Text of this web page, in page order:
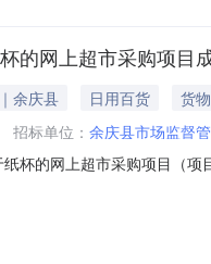
的网上超市采购项目
余庆县 日用百货
货物
招标单位： 余庆县市场监督
杯的网上超市采购项目（
在行政区划名称:贵州省遵义